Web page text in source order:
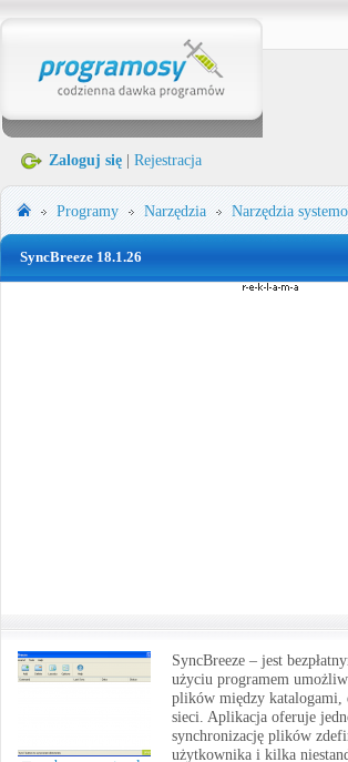
Zaloguj się Rejestracja
Programy Narzędzia Narzędzia
SyncBreeze 18.1.26
SyncBreeze – jest
użyciu programem
plików między
sieci. Aplikacja oferuje
synchronizację plików
użytkownika i kilka